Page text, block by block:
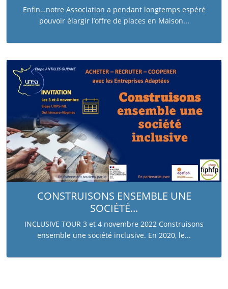
pouvoir élargir l’offre de places en Maison...
CONSTRUISONS ENSEMBLE UNE